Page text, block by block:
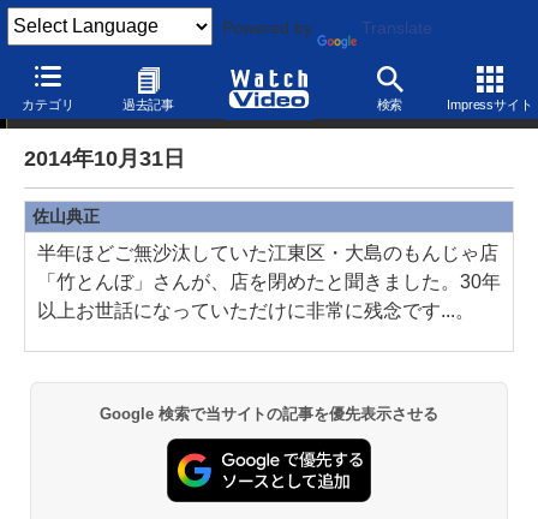
Powered by Translate
カテゴリ 過去記事 検索 Impressサイト
制作後記
2014年10月31日
佐山典正
半年ほどご無沙汰していた江東区・大島のもんじゃ店
「竹とんぼ」さんが、店を閉めたと聞きました。30年
以上お世話になっていただけに非常に残念です...。
Google 検索で当サイトの記事を優先表示させる